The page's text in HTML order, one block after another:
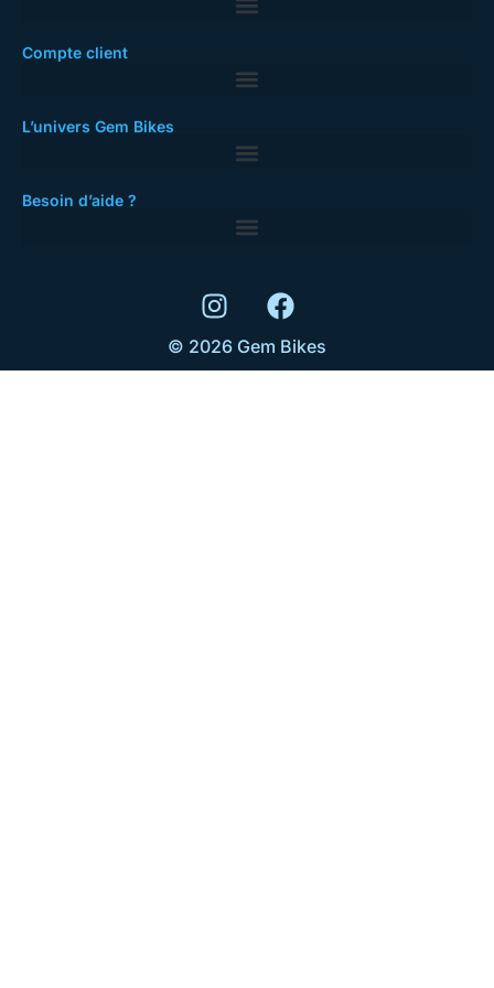
Compte client
L’univers Gem Bikes
Besoin d’aide ?
© 2026 Gem Bikes